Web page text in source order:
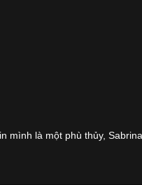
mình là một phù thủy,